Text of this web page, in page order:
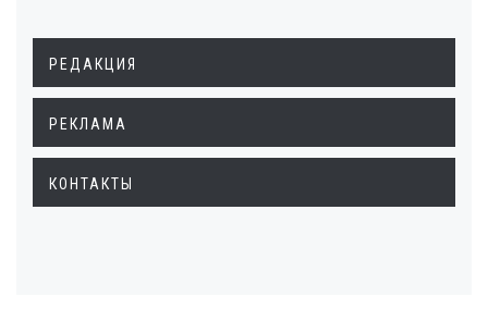
РЕДАКЦИЯ
РЕКЛАМА
КОНТАКТЫ